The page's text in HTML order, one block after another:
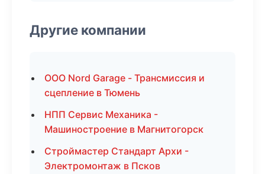
Другие компании
ООО Nord Garage - Трансмиссия и
сцепление в Тюмень
НПП Сервис Механика -
Машиностроение в Магнитогорск
Строймастер Стандарт Архи -
Электромонтаж в Псков